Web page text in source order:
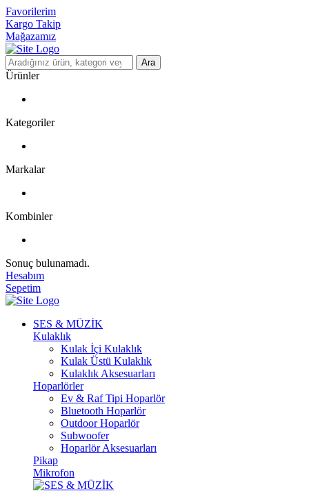
Favorilerim
Kargo Takip
Mağazamız
Ara
Ürünler
Kategoriler
Markalar
Kombinler
Sonuç bulunamadı.
Hesabım
Sepetim
SES & MÜZİK
Kulaklık
Kulak İçi Kulaklık
Kulak Üstü Kulaklık
Kulaklık Aksesuarları
Hoparlörler
Ev & Raf Tipi Hoparlör
Bluetooth Hoparlör
Outdoor Hoparlör
Subwoofer
Hoparlör Aksesuarları
Pikap
Mikrofon